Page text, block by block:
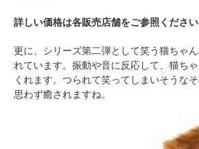
詳しい価格は各販売店舗をご参照ください
更に、シリーズ第二弾として笑う猫ちゃ
れています。振動や音に反応して、猫ち
くれます。つられて笑ってしまいそうな
思わず癒されますね。